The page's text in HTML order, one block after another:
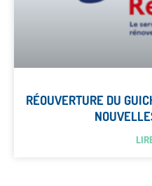
RÉOUVERTURE DU